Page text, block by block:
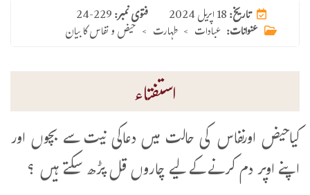
فتوی نمبر:24-229 تاریخ:18 اپریل 2024
عنوانات: عبادات > طہارت > حیض و نفاس کا بیان
استفتاء
کیاحیض اورنفاس کی حالت میں دعاکی نیت سے بچوں اور
اپنے اوپر دم کرنے کےلیے چاروں قل پڑھ سکتے ہیں ؟